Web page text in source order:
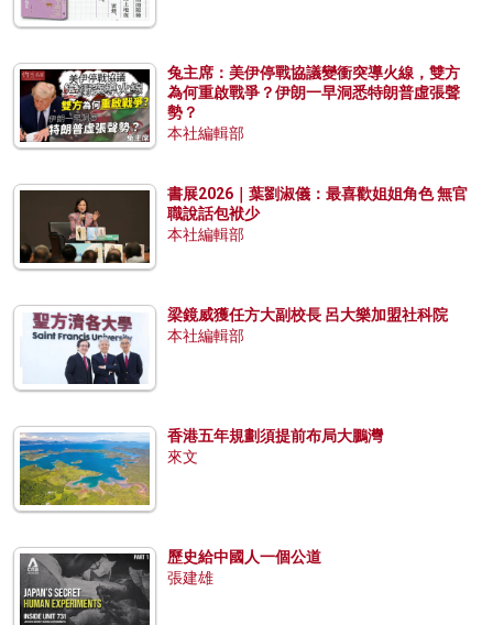
兔主席：美伊停戰協議變衝突導火線，雙方
為何重啟戰爭？伊朗一早洞悉特朗普虛張聲
勢？
本社編輯部
書展2026｜葉劉淑儀：最喜歡姐姐角色 無官
職說話包袱少
本社編輯部
梁鏡威獲任方大副校長 呂大樂加盟社科院
本社編輯部
香港五年規劃須提前布局大鵬灣
來文
歷史給中國人一個公道
張建雄